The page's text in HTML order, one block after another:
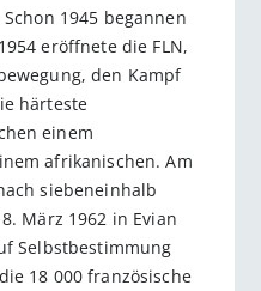
1945 begannen
eröffnete die FLN,
den Kampf
härteste
einem
afrikanischen. Am
siebeneinhalb
März 1962 in Evian
Selbstbestimmung
18 000 französische